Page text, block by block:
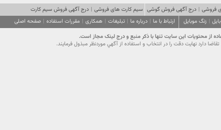
فروشی | درج آگهی فروش گوشی سیم کارت های فروشی | درج آگهی فروش سیم کارت
| زنگ موبایل ارتباط با ما | درباره ما | تبلیغات | همکاری | مقررات استفاده | صفحه اصلی